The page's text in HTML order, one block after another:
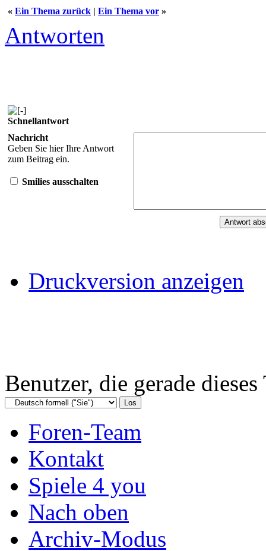
« Ein Thema zurück | Ein Thema vor »
Antworten
Schnellantwort
Nachricht
Geben Sie hier Ihre Antwort
zum Beitrag ein.
Smilies ausschalten
Druckversion anzeigen
Benutzer, die gerade
Foren-Team
Kontakt
Spiele 4 you
Nach oben
Archiv-Modus